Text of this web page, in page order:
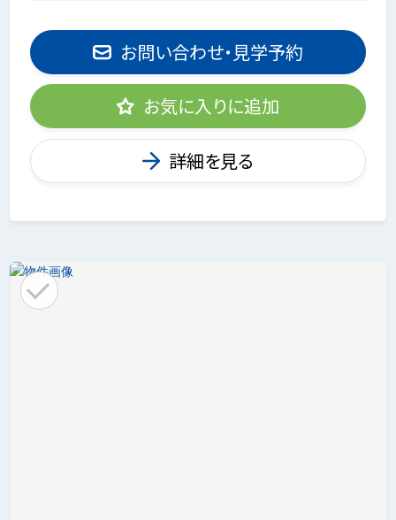
お問い合わせ・見学予約
お気に入りに追加
詳細を見る